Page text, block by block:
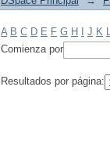
A B C D E F G H J K
Comienza por
Resultados por página: